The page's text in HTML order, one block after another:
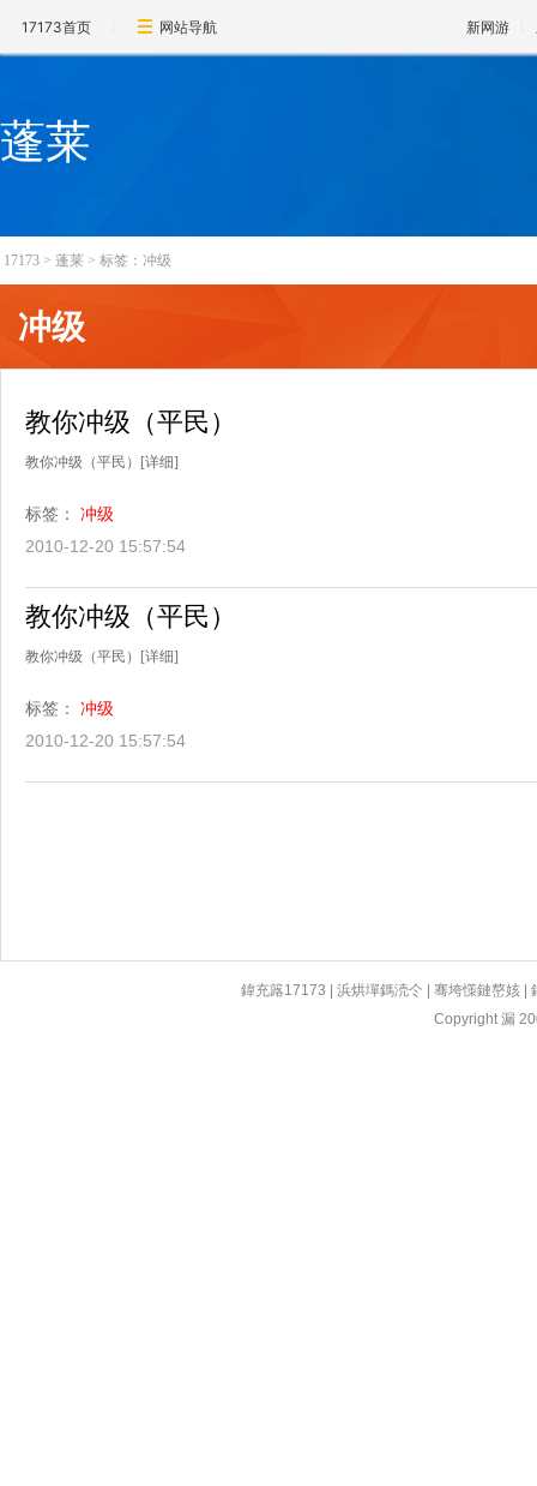
17173首页 网站导航 新网游
蓬莱
17173 > 蓬莱 > 标签：冲级
冲级
教你冲级（平民）
教你冲级（平民） [详细]
标签： 冲级
2010-12-20 15:57:54
教你冲级（平民）
教你冲级（平民） [详细]
标签： 冲级
2010-12-20 15:57:54
鍏充簬17173 |浜烘墠鎷涜仒 |骞垮憡鏈嶅姟 |
Copyright 漏